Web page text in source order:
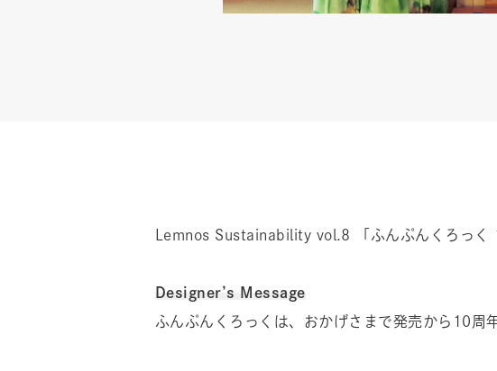
Lemnos Sustainability vol.8 「ふんぷんくろっく
Designer’s Message
ふんぷんくろっくは、おかげさまで発売から10周